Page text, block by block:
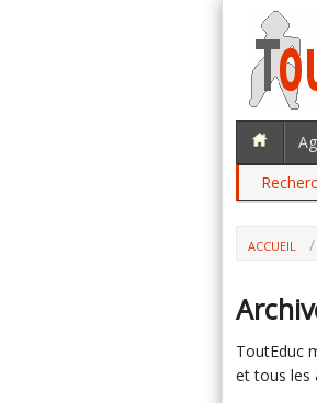
ACCUEIL
MINEURS"
ToutEduc
et tous les